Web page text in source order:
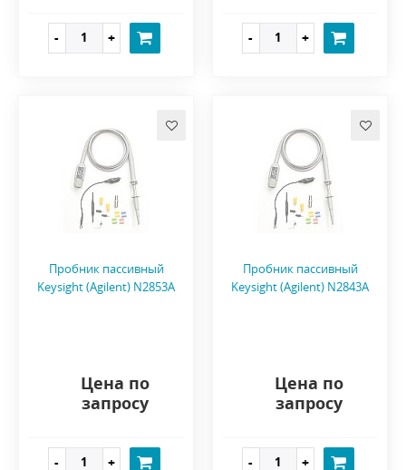
Пробник пассивный
Keysight (Agilent) N2853A
Цена по
запросу
Пробник пассивный
Keysight (Agilent) N2843A
Цена по
запросу